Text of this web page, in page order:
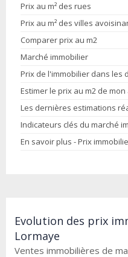
Prix au m² des rues
Prix au m² des villes
Comparer prix au m2
Marché immobilier
Prix de l'immobilier dans les
Estimer le prix au m2 de
Les dernières estimations
Indicateurs clés du marché
En savoir plus - Prix
Evolution des prix
Lormaye
Ventes immobilières de